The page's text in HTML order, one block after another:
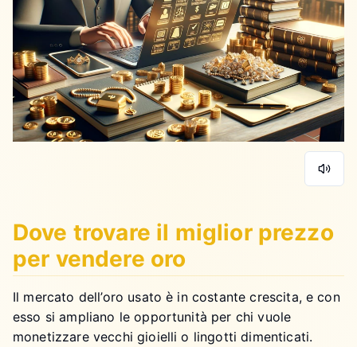
Dove trovare il miglior prezzo
per vendere oro
Il mercato dell’oro usato è in costante crescita, e con
esso si ampliano le opportunità per chi vuole
monetizzare vecchi gioielli o lingotti dimenticati.